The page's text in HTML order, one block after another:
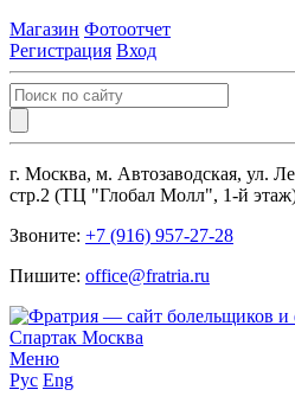
Магазин Фотоотчет
Регистрация Вход
г. Москва, м. Автозаводская, ул.
стр.2 (ТЦ "Глобал Молл", 1-й
Звоните: +7 (916) 957-27-28
Пишите: office@fratria.ru
Меню
Рус Eng